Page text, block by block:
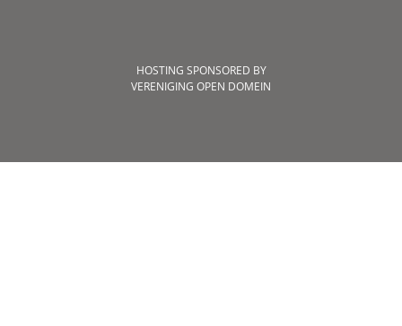
HOSTING SPONSORED BY
VERENIGING OPEN DOMEIN